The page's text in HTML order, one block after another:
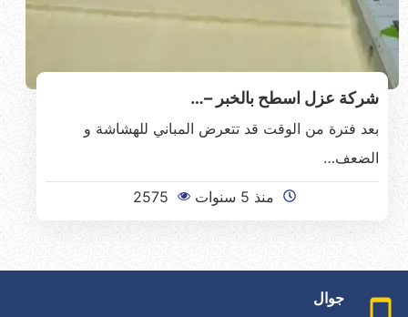
شركة عزل اسطح بالخبر –…
بعد فترة من الوقت قد تتعرض المباني للهشاشة و
الضعف…
منذ 5 سنوات 2575
جوال